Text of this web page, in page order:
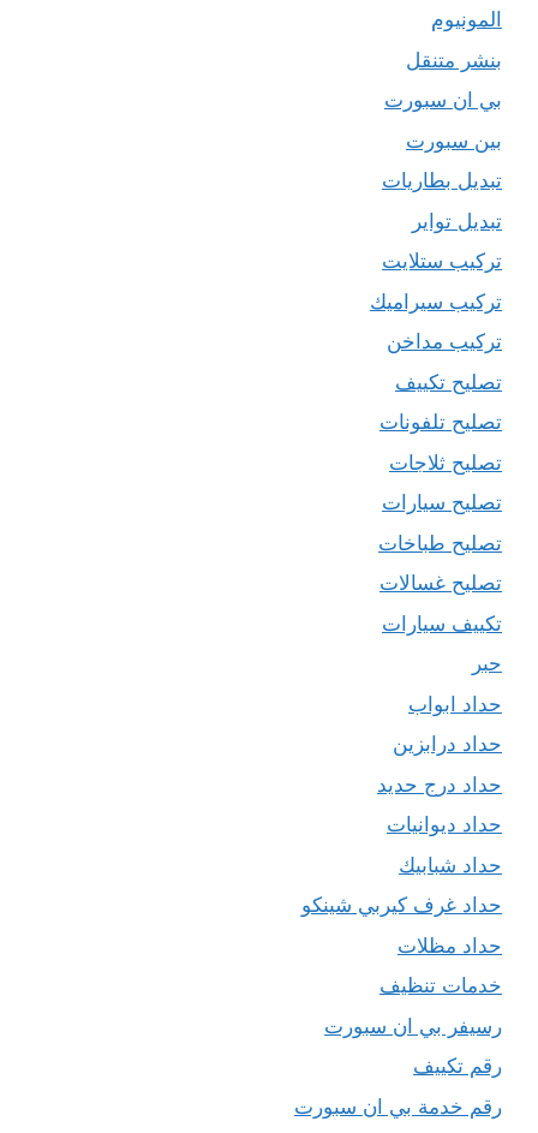
المونيوم
بنشر متنقل
بي ان سبورت
بين سبورت
تبديل بطاريات
تبديل تواير
تركيب ستلايت
تركيب سيراميك
تركيب مداخن
تصليح تكييف
تصليح تلفونات
تصليح ثلاجات
تصليح سيارات
تصليح طباخات
تصليح غسالات
تكييف سيارات
حبر
حداد ابواب
حداد درابزين
حداد درج حديد
حداد ديوانيات
حداد شبابيك
حداد غرف كيربي شينكو
حداد مظلات
خدمات تنظيف
رسيفر بي ان سبورت
رقم تكييف
رقم خدمة بي ان سبورت